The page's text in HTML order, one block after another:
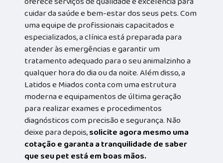
cuidar da saúde e bem-estar dos seus pets. Com
uma equipe de profissionais capacitados e
especializados, a clínica está preparada para
atender às emergências e garantir um
tratamento adequado para o seu animalzinho a
qualquer hora do dia ou da noite. Além disso, a
Latidos e Miados conta com uma estrutura
moderna e equipamentos de última geração
para realizar exames e procedimentos
diagnósticos com precisão e segurança. Não
deixe para depois,solicite agora mesmo uma
cotação e garanta a tranquilidade de saber
que seu pet está em boas mãos.